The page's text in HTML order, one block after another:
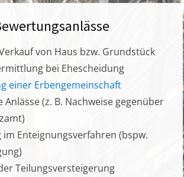
von Haus bzw. Grundstück
bei Ehescheidung
einer Erbengemeinschaft
Anlässe (z. B. Nachweise gegenüber
im Enteignungsverfahren (bspw.
Teilungsversteigerung